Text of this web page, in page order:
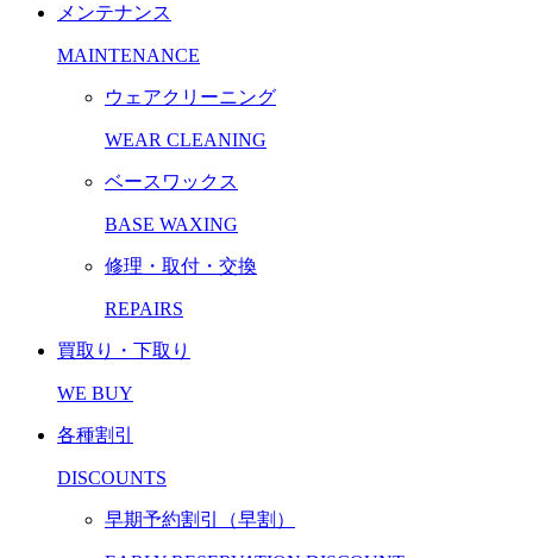
メンテナンス
MAINTENANCE
ウェアクリーニング
WEAR CLEANING
ベースワックス
BASE WAXING
修理・取付・交換
REPAIRS
買取り・下取り
WE BUY
各種割引
DISCOUNTS
早期予約割引（早割）